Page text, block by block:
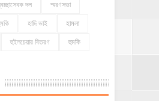
দল স্মরণসভা
হাদি ভাই হামলা
হুইলচেয়ার বিতরণ হুমকি